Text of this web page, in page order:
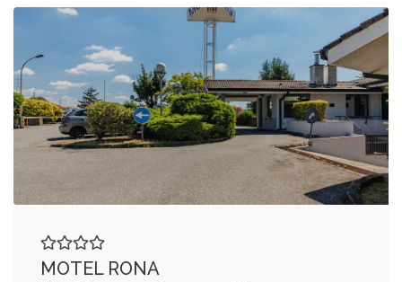
MOTEL RONA